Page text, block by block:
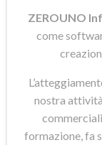
ZEROUNO
come
nostra
formazione, fa